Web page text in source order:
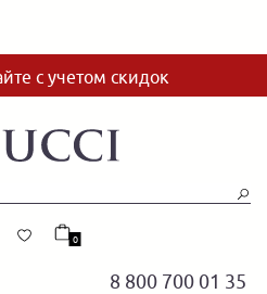
с учетом скидок
8 800 700 01 35
0